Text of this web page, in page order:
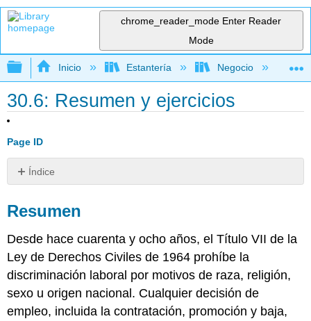
chrome_reader_mode Enter Reader
Mode
Expandir/contraer jerarquía global
Inicio Estantería Negocio
30.6: Resumen y ejercicios
Page ID
Índice
Ejercicios
DE
AUTOPRUEBA
Respuestas
de
autoprueba
Resumen
Desde hace cuarenta y ocho años, el Título VII de la
Ley de Derechos Civiles de 1964 prohíbe la
discriminación laboral por motivos de raza, religión,
sexo u origen nacional. Cualquier decisión de
empleo, incluida la contratación, promoción y baja,